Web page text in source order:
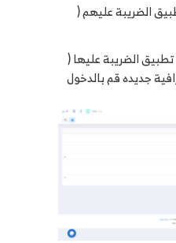
الضريبة عليهم (
الضريبة عليها (
جديده قم بالدخول